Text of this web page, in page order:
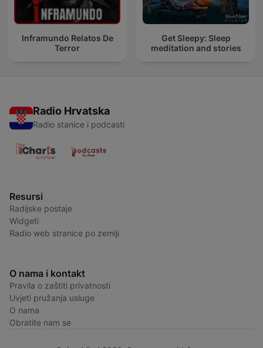
Inframundo Relatos De
Terror
Get Sleepy: Sleep
meditation and stories
Radio Hrvatska
Radio stanice i podcasti
Resursi
Radijske postaje
Widgeti
Radio web stranice po zemlji
O nama i kontakt
Pravila o zaštiti privatnosti
Uvjeti pružanja usluge
O nama
Obratite nam se